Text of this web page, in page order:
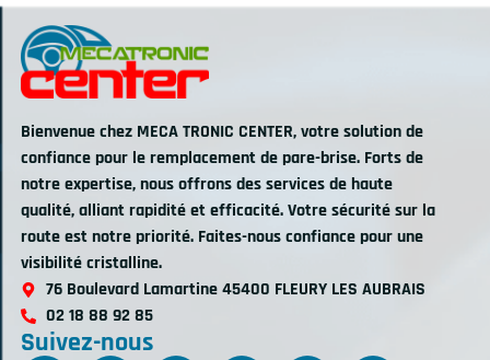
Bienvenue chez MECA TRONIC CENTER, votre solution de
confiance pour le remplacement de pare-brise. Forts de
notre expertise, nous offrons des services de haute
qualité, alliant rapidité et efficacité. Votre sécurité sur la
route est notre priorité. Faites-nous confiance pour une
visibilité cristalline.
76 Boulevard Lamartine 45400 FLEURY LES AUBRAIS
02 18 88 92 85
Suivez-nous